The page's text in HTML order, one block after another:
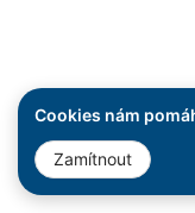
Cookies nám
Zamítnout